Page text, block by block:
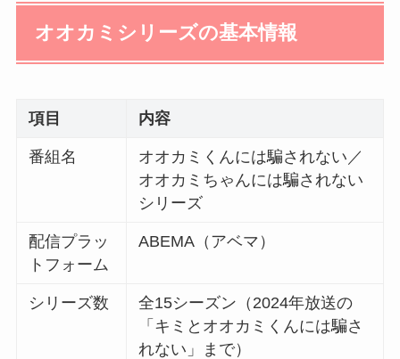
オオカミシリーズの基本情報
項目 内容
番組名
オオカミくんには騙されない／
オオカミちゃんには騙されない
シリーズ
配信プラッ
トフォーム
ABEMA（アベマ）
シリーズ数
全15シーズン（2024年放送の
「キミとオオカミくんには騙さ
れない」まで）